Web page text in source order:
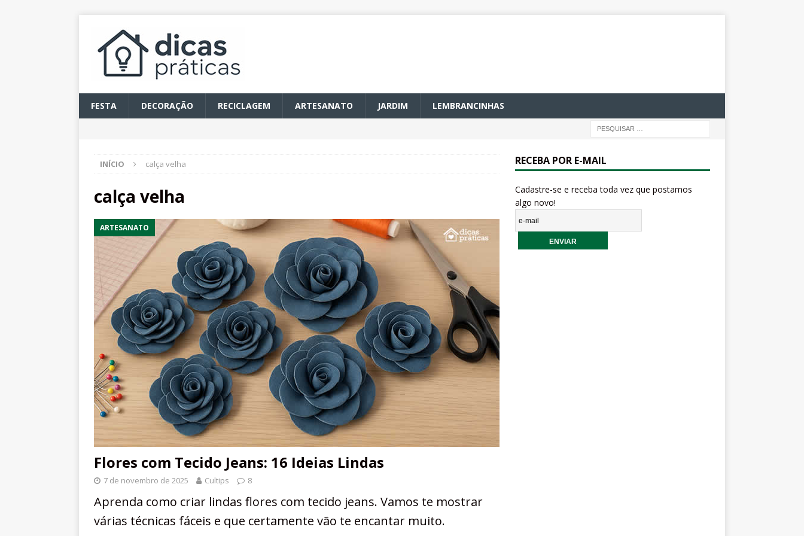
FESTA DECORAÇÃO RECICLAGEM ARTESANATO JARDIM LEMBRANCINHAS
INÍCIO calça velha
calça velha
ARTESANATO
Flores com Tecido Jeans: 16 Ideias Lindas
7 de novembro de 2025 Cultips 8
Aprenda como criar lindas flores com tecido jeans. Vamos te mostrar
várias técnicas fáceis e que certamente vão te encantar muito.
RECEBA POR E-MAIL
Cadastre-se e receba toda vez que postamos
algo novo!